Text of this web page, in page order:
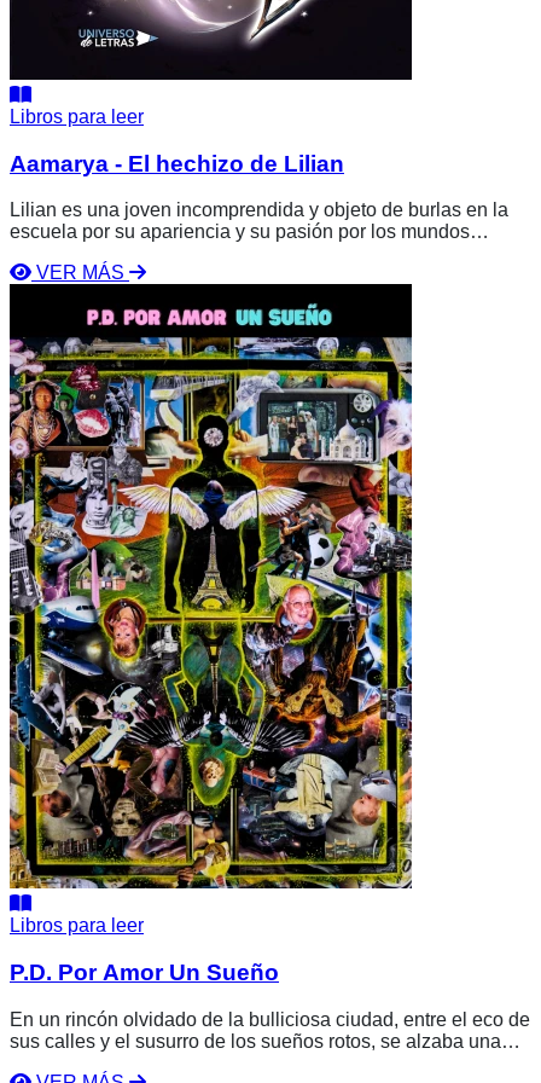
Libros para leer
Aamarya - El hechizo de Lilian
Lilian es una joven incomprendida y objeto de burlas en la
escuela por su apariencia y su pasión por los mundos
una pantomima mágica que provoca un evento sobrenatural:
abismo. Aparece a bordo de un barco mágico que la llevará
a un reino místico, un lugar legendario que necesita de su
valentía.
VER MÁS
P.D.
Por
Amor
Un
Sueño
Libros para leer
P.D. Por Amor Un Sueño
En un rincón olvidado de la bulliciosa ciudad, entre el eco de
sus calles y el susurro de los sueños rotos, se alzaba una